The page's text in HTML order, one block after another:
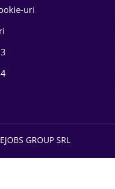
uri
GROUP SRL